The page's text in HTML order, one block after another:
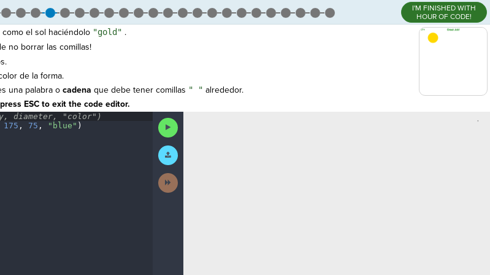
I'M FINISHED WITH
HOUR OF CODE!
el sol haciéndolo "gold" .
no borrar las comillas!
de la forma.
una palabra o cadena que debe tener comillas " " alrededor.
ESC to exit the code editor.
y, diameter, "color")
175 , 75 , "blue" )
Run
Code
Submit
Work
Next
Activity
,